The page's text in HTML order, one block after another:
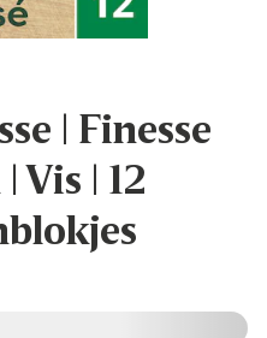
| Finesse
Vis | 12